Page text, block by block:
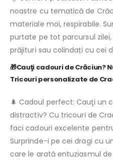
noastre cu tematică de
materiale moi, respirabile.
purtate pe tot parcursul
prăjituri sau colindați cu cei
🎁Cauţi cadouri de Crăciun?
Tricouri personalizate de
🌲 Cadoul perfect: Cauţi un
distractiv? Cu tricouri de
faci cadouri excelente
Surprinde-i pe cei dragi cu
care le arată entuziasmul